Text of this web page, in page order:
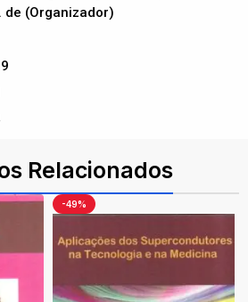
de (Organizador)
Relacionados
-49%